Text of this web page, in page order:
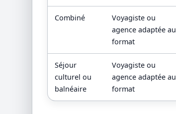
Combiné
Voyagiste ou
agence adaptée au
format
Séjour
culturel ou
balnéaire
Voyagiste ou
agence adaptée au
format